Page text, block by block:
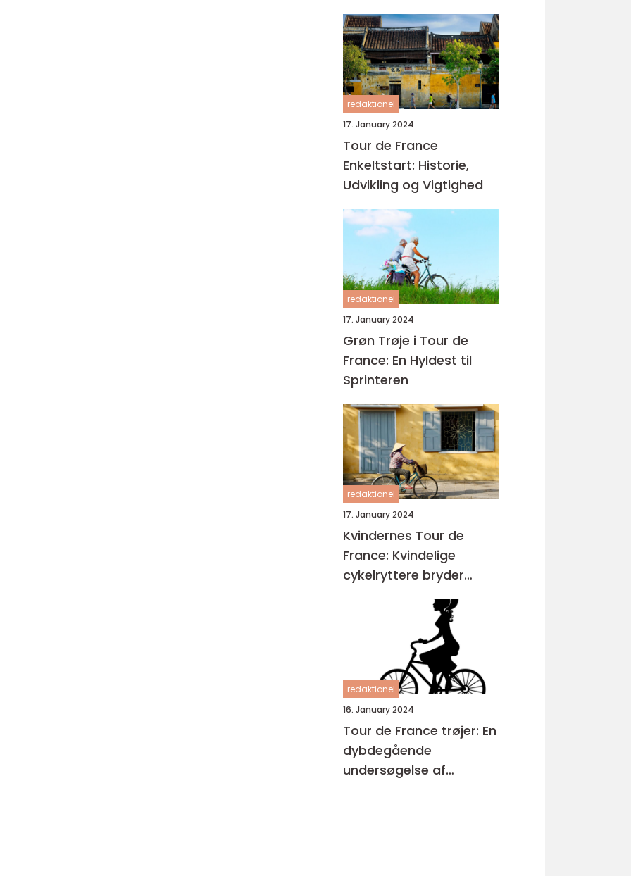
Ikonerende Rute
redaktionel
17. January 2024
Tour de France
Enkeltstart: Historie,
Udvikling og Vigtighed
redaktionel
17. January 2024
Grøn Trøje i Tour de
France: En Hyldest til
Sprinteren
redaktionel
17. January 2024
Kvindernes Tour de
France: Kvindelige
cykelryttere bryder
redaktionel
16. January 2024
Tour de France trøjer: En
dybdegående
undersøgelse af